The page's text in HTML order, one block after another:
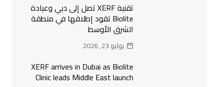
تقنية XERF تصل إلى دبي وعيادة
Biolite تقود إطلاقها في منطقة
الشرق الأوسط
يوليو 23, 2026
XERF arrives in Dubai as Biolite
Clinic leads Middle East launch